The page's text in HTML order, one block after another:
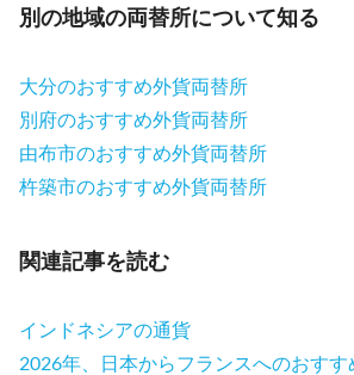
別の地域の両替所について知る
大分のおすすめ外貨両替所
別府のおすすめ外貨両替所
由布市のおすすめ外貨両替所
杵築市のおすすめ外貨両替所
関連記事を読む
インドネシアの通貨
2026年、日本からフランスへのおす